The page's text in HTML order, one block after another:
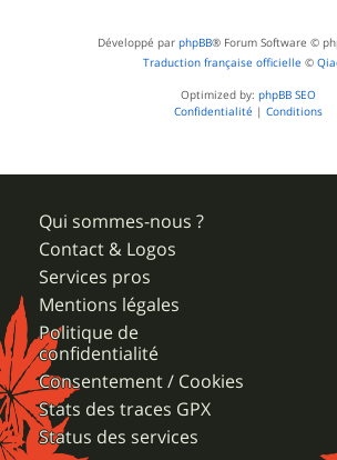
Développé par phpBB® Forum Software ©
Traduction française officielle ©
Optimized by: phpBB SEO
Confidentialité | Conditions
Qui sommes-nous ?
Contact & Logos
Services pros
Mentions légales
Politique de
confidentialité
Consentement / Cookies
Stats des traces GPX
Status des services